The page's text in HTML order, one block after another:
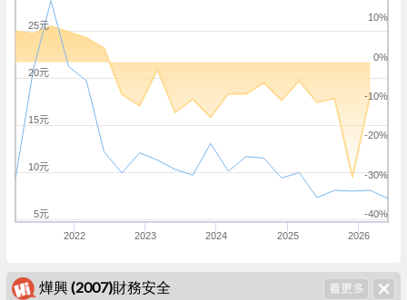
2022 2023 2024 2025 2026
-40%
-30%
-20%
-10%
0%
10%
5元
10元
15元
20元
25元
燁興 (2007)財務安全